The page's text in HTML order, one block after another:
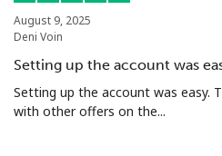
August 9, 2025
Deni Voin
Setting up the account was
Setting up the account was easy.
with other offers on the...